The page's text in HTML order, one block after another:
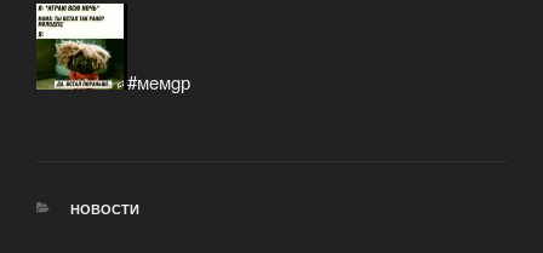
#мeмgр
РУБРИКИ
НОВОСТИ